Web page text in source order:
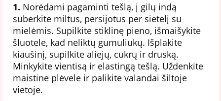
1. Norėdami pagaminti tešlą, į gilų indą
suberkite miltus, persijotus per sietelį su
mielėmis. Supilkite stiklinę pieno, išmaišykite
šluotele, kad neliktų gumuliukų. Išplakite
kiaušinį, supilkite aliejų, cukrų ir druską.
Minkykite vientisą ir elastingą tešlą. Uždenkite
maistine plėvele ir palikite valandai šiltoje
vietoje.